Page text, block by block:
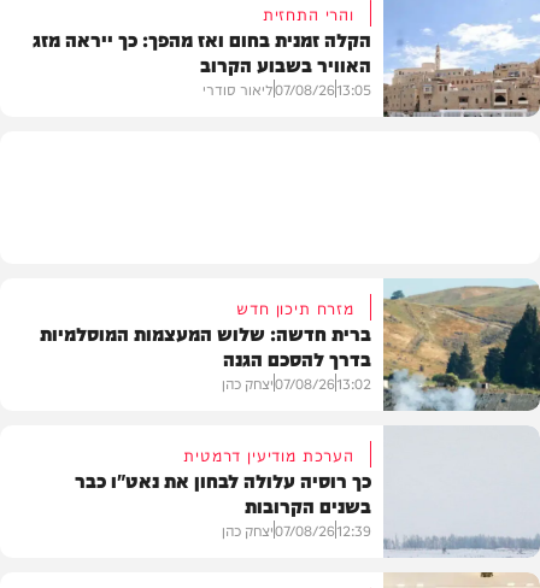
פוליטי
והרי התחזית
הקלה זמנית בחום ואז מהפך: כך ייראה מזג
האוויר בשבוע הקרוב
13:05
07/08/26ליאור סודרי
מזרח תיכון חדש
ברית חדשה: שלוש המעצמות המוסלמיות
בדרך להסכם הגנה
13:02
07/08/26יצחק כהן
הערכת מודיעין דרמטית
כך רוסיה עלולה לבחון את נאט"ו כבר
בשנים הקרובות
12:39
07/08/26יצחק כהן